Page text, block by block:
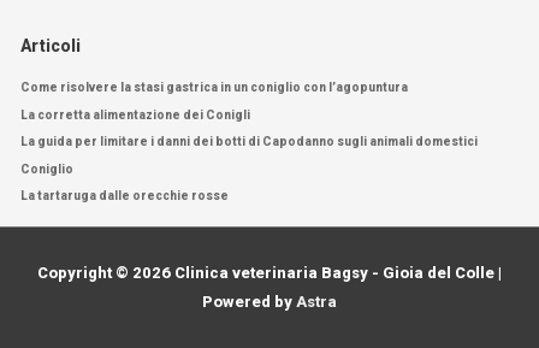
Articoli
Come risolvere la stasi gastrica in un coniglio con l’agopuntura
La corretta alimentazione dei Conigli
La guida per limitare i danni dei botti di Capodanno sugli animali domestici
Coniglio
La tartaruga dalle orecchie rosse
Copyright © 2026 Clinica veterinaria Bagsy - Gioia del Colle |
Powered by Astra